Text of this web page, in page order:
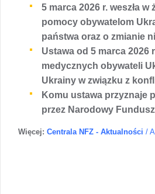
5 marca 2026 r. weszła
pomocy obywatelom
państwa oraz o zmianie
Ustawa od 5 marca
medycznych obywateli
Ukrainy w związku z
Komu ustawa przyznaje
przez Narodowy
Więcej: Centrala NFZ - Aktualności /